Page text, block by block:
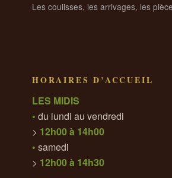
Les coulisses, les arrivages, les
HORAIRES D’ACCUEIL
LES MIDIS
• du lundi au vendredi
> 12h00 à 14h00
• samedi
> 12h00 à 14h30